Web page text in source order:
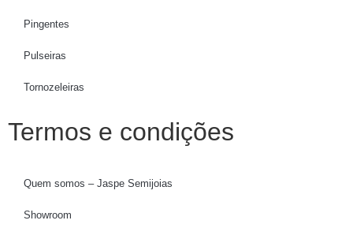
Pingentes
Pulseiras
Tornozeleiras
Termos e condições
Quem somos – Jaspe Semijoias
Showroom